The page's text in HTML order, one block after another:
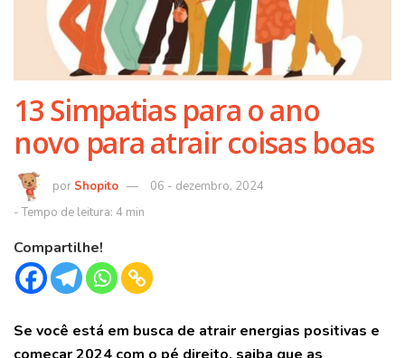
13 Simpatias para o ano
novo para atrair coisas boas
Shopito 06 - dezembro, 2024
Compartilhe!
Se você está em busca de atrair energias positivas e